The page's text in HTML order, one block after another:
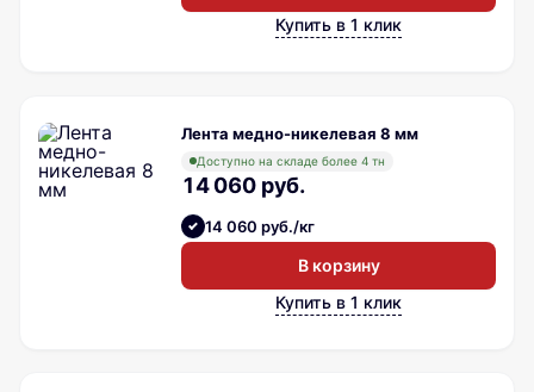
Купить в 1 клик
Лента медно-никелевая 8 мм
Доступно на складе более 4 тн
14 060 руб.
14 060 руб./кг
В корзину
Купить в 1 клик